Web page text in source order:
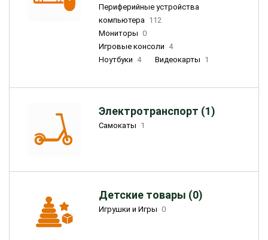
Периферийные устройства
компьютера 112
Мониторы 0
Игровые консоли 4
Ноутбуки 4 Видеокарты 1
Электротранспорт (1)
Самокаты 1
Детские товары (0)
Игрушки и Игры 0